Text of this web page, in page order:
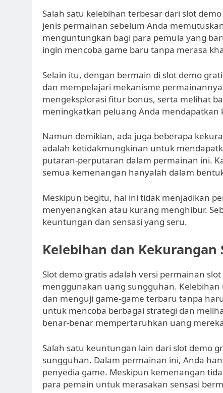
Salah satu kelebihan terbesar dari slot
jenis permainan sebelum Anda
menguntungkan bagi para pemula yang
ingin mencoba game baru tanpa merasa
Selain itu, dengan bermain di slot demo
dan mempelajari mekanisme
mengeksplorasi fitur bonus, serta melihat
meningkatkan peluang Anda mendapatkan
Namun demikian, ada juga beberapa
adalah ketidakmungkinan untuk
putaran-perputaran dalam permainan ini.
semua kemenangan hanyalah dalam
Meskipun begitu, hal ini tidak menjadikan
menyenangkan atau kurang menghibur.
keuntungan dan sensasi yang seru.
Kelebihan dan Kekurangan
Slot demo gratis adalah versi permainan
menggunakan uang sungguhan.
dan menguji game-game terbaru tanpa
untuk mencoba berbagai strategi dan
benar-benar mempertaruhkan uang
Salah satu keuntungan lain dari slot demo
sungguhan. Dalam permainan ini, Anda
penyedia game. Meskipun kemenangan
para pemain untuk merasakan sensasi